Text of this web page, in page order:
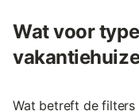
Wat voor
Wat betreft de